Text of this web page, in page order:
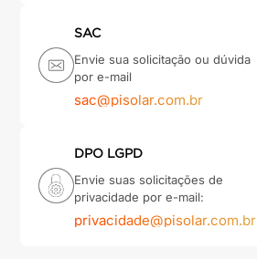
SAC
Envie sua solicitação ou dúvida
por e-mail
sac@pisolar.com.br
DPO LGPD
Envie suas solicitações de
privacidade por e-mail:
privacidade@pisolar.com.br